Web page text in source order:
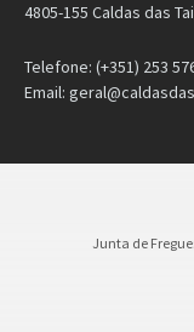
4805-155 Caldas das
Telefone: (+351) 253
Email:
Junta de